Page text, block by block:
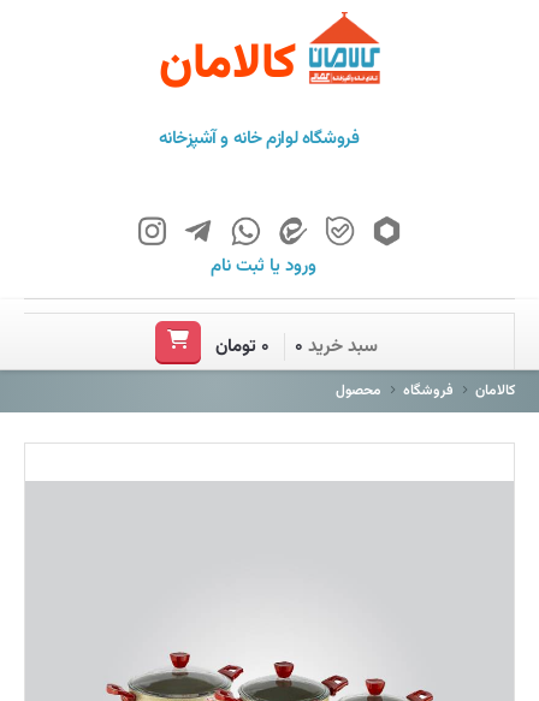
کالامان
فروشگاه لوازم خانه و آشپزخانه
ورودیا ثبت نام
فروشگاه
باشگاه مشتریان
سبد خرید ۰ ۰ تومان
کالامان فروشگاه محصول